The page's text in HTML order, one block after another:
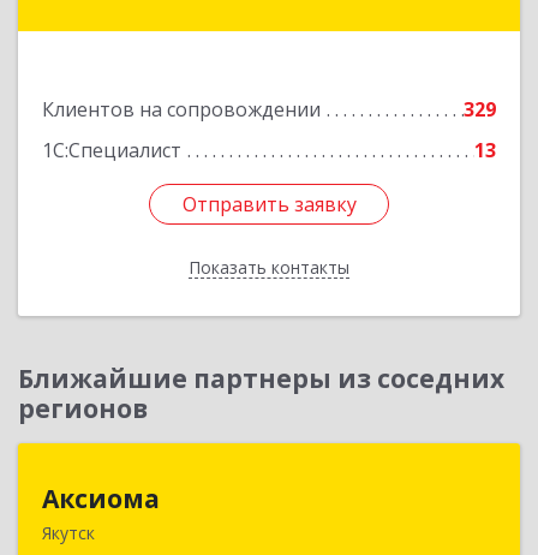
Клиентов на сопровождении
329
1С:Специалист
13
Отправить заявку
Показать контакты
Отправить заявку
Назад
Ближайшие партнеры из соседних
регионов
Аксиома
Якутск677000, Саха /Якутия/ Респ, Якутск г, Чиряева